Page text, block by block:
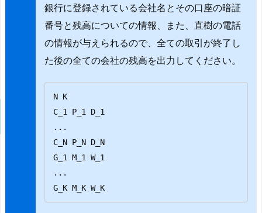
銀行に登録されている会社名とその口座の暗証
番号と残高についての情報、また、直樹の電話
の情報が与えられるので、全ての取引が終了し
た後の全ての会社の残高を出力してください。
N K
C_1 P_1 D_1
...
C_N P_N D_N
G_1 M_1 W_1
...
G_K M_K W_K